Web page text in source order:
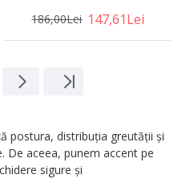
147,61Lei
186,00Lei
postura, distribuția greutății și
De aceea, punem accent pe
sigure și